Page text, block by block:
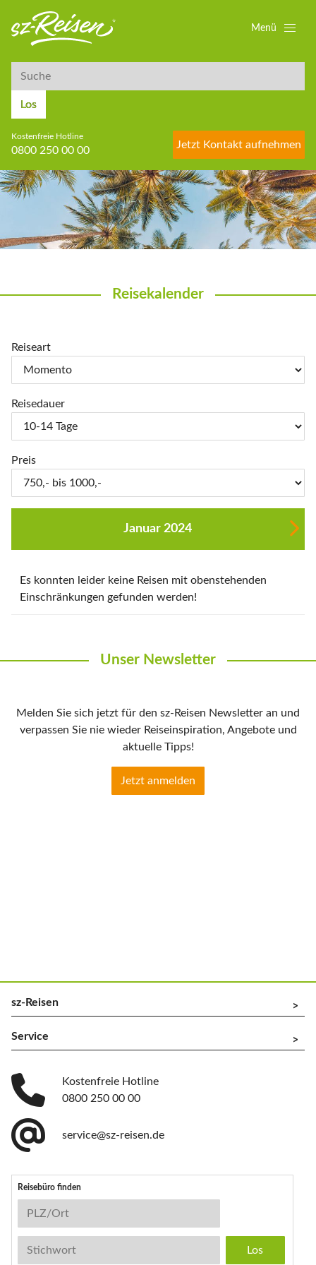
Suche
Los
Kostenfreie Hotline
0800 250 00 00
Jetzt Kontakt aufnehmen
Menü
Reisekalender
Reiseart
Reisedauer
Preis
Januar 2024
Es konnten leider keine Reisen mit obenstehenden
Einschränkungen gefunden werden!
Unser Newsletter
Melden Sie sich jetzt für den sz-Reisen Newsletter an und
verpassen Sie nie wieder Reiseinspiration, Angebote und
aktuelle Tipps!
Jetzt anmelden
sz-Reisen ^
Service ^
Kostenfreie Hotline
0800 250 00 00
service@sz-reisen.de
Reisebüro finden
Reisebüro-Suche
PLZ/Ort